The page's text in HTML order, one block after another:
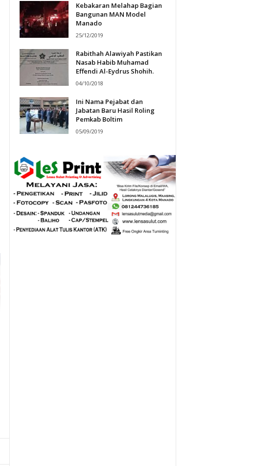
Kebakaran Melahap Bagian
Bangunan MAN Model
Manado
25/12/2019
Rabithah Alawiyah Pastikan
Nasab Habib Muhamad
Effendi Al-Eydrus Shohih.
04/10/2018
Ini Nama Pejabat dan
Jabatan Baru Hasil Roling
Pemkab Boltim
05/09/2019